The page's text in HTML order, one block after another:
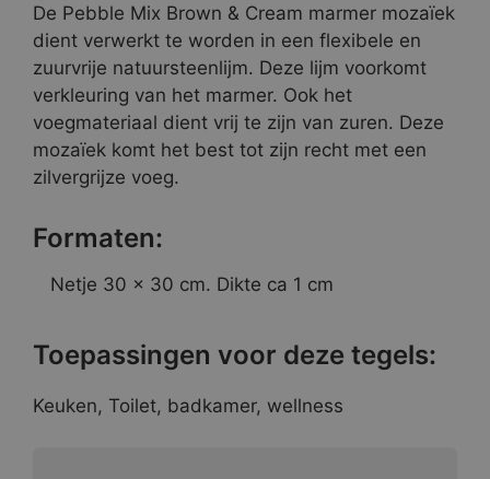
De Pebble Mix Brown & Cream marmer mozaïek
dient verwerkt te worden in een flexibele en
zuurvrije natuursteenlijm. Deze lijm voorkomt
verkleuring van het marmer. Ook het
voegmateriaal dient vrij te zijn van zuren. Deze
mozaïek komt het best tot zijn recht met een
zilvergrijze voeg.
Formaten:
Netje 30 x 30 cm. Dikte ca 1 cm
Toepassingen voor deze tegels:
Keuken, Toilet, badkamer, wellness